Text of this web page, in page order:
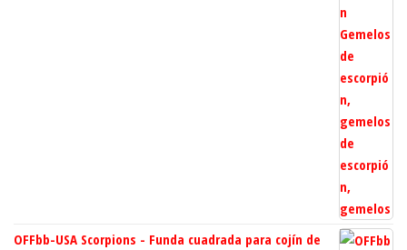
OFFbb-USA Scorpions - Funda cuadrada para cojín de